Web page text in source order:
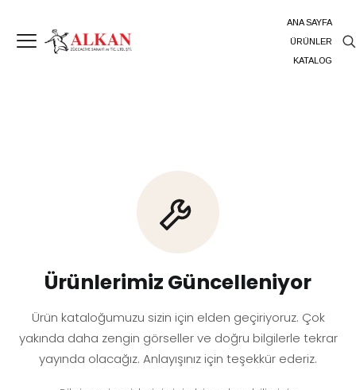
ANA SAYFA
ÜRÜNLER
KATALOG
Ürünlerimiz Güncelleniyor
Ürün kataloğumuzu sizin için elden geçiriyoruz. Çok
yakında daha zengin görseller ve doğru bilgilerle tekrar
yayında olacağız. Anlayışınız için teşekkür ederiz.